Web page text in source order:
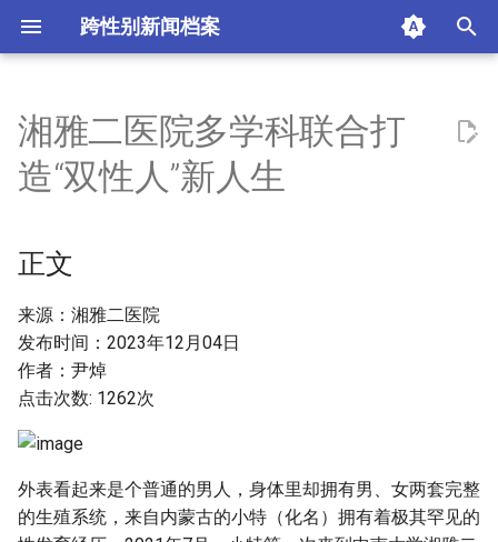
跨性别新闻档案
n
t
a
l
i
z
i
g
正文
摘要与附加信息
附加信息 [Processed Page
Metadata]
湘雅二医院多学科联合打
造“双性人”新人生
正文
来源：湘雅二医院
发布时间：2023年12月04日
作者：尹焯
点击次数: 1262次
外表看起来是个普通的男人，身体里却拥有男、女两套完整
的生殖系统，来自内蒙古的小特（化名）拥有着极其罕见的